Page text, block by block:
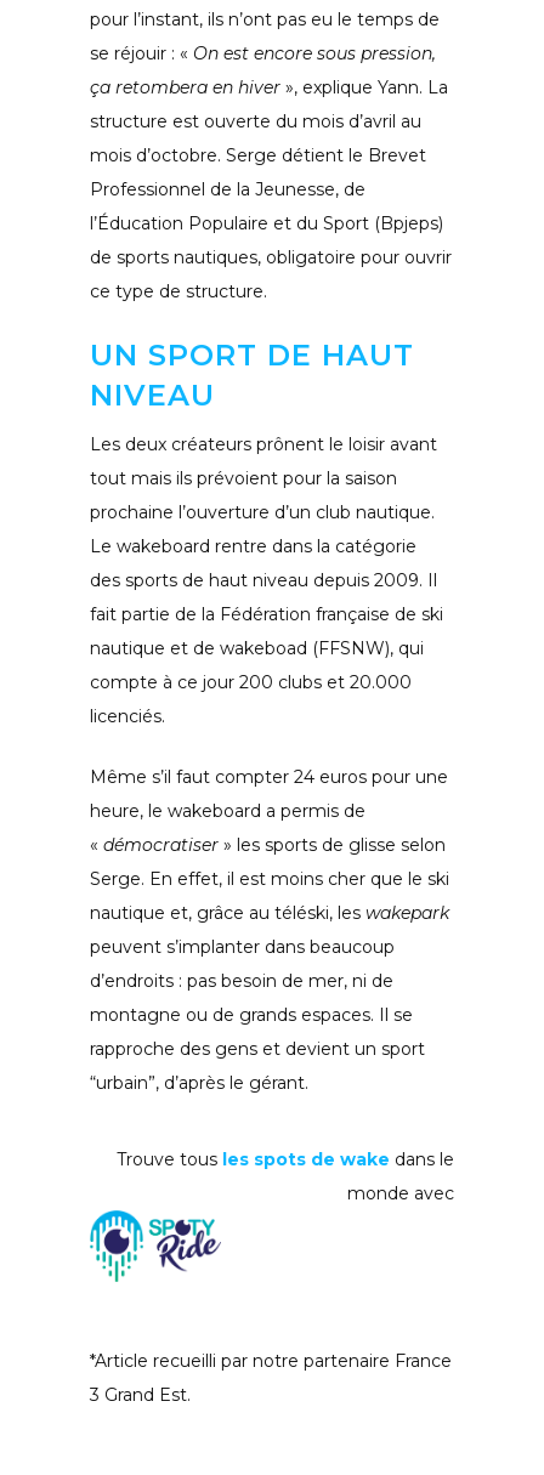
pour l’instant, ils n’ont pas eu le temps de
se réjouir : « On est encore sous pression,
ça retombera en hiver », explique Yann. La
structure est ouverte du mois d’avril au
mois d’octobre. Serge détient le Brevet
Professionnel de la Jeunesse, de
l’Éducation Populaire et du Sport (Bpjeps)
de sports nautiques, obligatoire pour ouvrir
ce type de structure.
UN SPORT DE HAUT
NIVEAU
Les deux créateurs prônent le loisir avant
tout mais ils prévoient pour la saison
prochaine l’ouverture d’un club nautique.
Le wakeboard rentre dans la catégorie
des sports de haut niveau depuis 2009. Il
fait partie de la Fédération française de ski
nautique et de wakeboad (FFSNW), qui
compte à ce jour 200 clubs et 20.000
licenciés.
Même s’il faut compter 24 euros pour une
heure, le wakeboard a permis de
« démocratiser » les sports de glisse selon
Serge. En effet, il est moins cher que le ski
nautique et, grâce au téléski, les wakepark
peuvent s’implanter dans beaucoup
d’endroits : pas besoin de mer, ni de
montagne ou de grands espaces. Il se
rapproche des gens et devient un sport
“urbain”, d’après le gérant.
Trouve tous les spots de wake dans le
monde avec
*Article recueilli par notre partenaire France
3 Grand Est.